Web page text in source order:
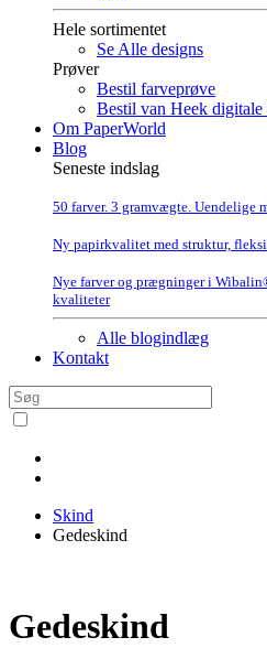
Hele sortimentet
Se Alle designs
Prøver
Bestil farveprøve
Bestil van Heek digitale
Om PaperWorld
Blog
Seneste indslag
50 farver. 3 gramvægte. Uendelige
Ny papirkvalitet med struktur,
Nye farver og prægninger i
kvaliteter
Alle blogindlæg
Kontakt
Skind
Gedeskind
Gedeskind